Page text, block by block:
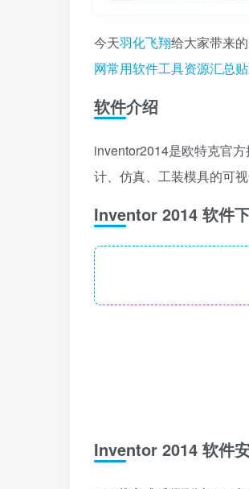
今天羽化飞翔给大家带来
网常用软件工具资源汇总贴
软件介绍
inventor2014是欧特克官
计、仿真、工装模具的可
Inventor 2014 软件
Inventor 2014 软件